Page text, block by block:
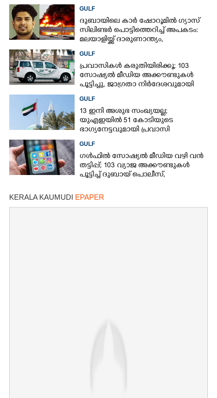
GULF
ദുബായിലെ കാർ ഷോറൂമിൽ ഗ്യാസ്
സിലിണ്ടർ പൊട്ടിത്തെറിച്ച് അപകടം:
മലയാളിയ്ക്ക് ദാരുണാന്ത്യം,
GULF
പ്രവാസികൾ കരുതിയിരിക്കൂ; 103
സോഷ്യൽ മീഡിയ അക്കൗണ്ടുകൾ
പൂട്ടിച്ചു, ജാഗ്രതാ നിർദേശവുമായി
GULF
13 ഇനി അശുഭ സംഖ്യയല്ല;
യുഎഇയിൽ 51 കോടിയുടെ
ഭാഗ്യനേട്ടവുമായി പ്രവാസി
GULF
ഗൾഫിൽ സോഷ്യൽ മീഡിയ വഴി വൻ
തട്ടിപ്പ്; 103 വ്യാജ അക്കൗണ്ടുകൾ
പൂട്ടിച്ച് ദുബായ് പൊലീസ്,
KERALA KAUMUDI EPAPER